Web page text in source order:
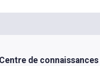
Centre de connaissances